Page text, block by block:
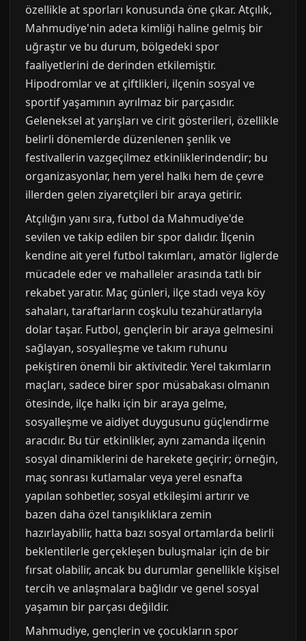
özellikle at sporları konusunda öne çıkar. Atçılık,
Mahmudiye'nin adeta kimliği haline gelmiş bir
uğraştır ve bu durum, bölgedeki spor
faaliyetlerini de derinden etkilemiştir.
Hipodromlar ve at çiftlikleri, ilçenin sosyal ve
sportif yaşamının ayrılmaz bir parçasıdır.
Geleneksel at yarışları ve cirit gösterileri, özellikle
belirli dönemlerde düzenlenen şenlik ve
festivallerin vazgeçilmez etkinliklerindendir; bu
organizasyonlar, hem yerel halkı hem de çevre
illerden gelen ziyaretçileri bir araya getirir.
Atçılığın yanı sıra, futbol da Mahmudiye'de
sevilen ve takip edilen bir spor dalıdır. İlçenin
kendine ait yerel futbol takımları, amatör liglerde
mücadele eder ve mahalleler arasında tatlı bir
rekabet yaratır. Maç günleri, ilçe stadı veya köy
sahaları, taraftarların coşkulu tezahüratlarıyla
dolar taşar. Futbol, gençlerin bir araya gelmesini
sağlayan, sosyalleşme ve takım ruhunu
pekiştiren önemli bir aktivitedir. Yerel takımların
maçları, sadece birer spor müsabakası olmanın
ötesinde, ilçe halkı için bir araya gelme,
sosyalleşme ve aidiyet duygusunu güçlendirme
aracıdır. Bu tür etkinlikler, aynı zamanda ilçenin
sosyal dinamiklerini de harekete geçirir; örneğin,
maç sonrası kutlamalar veya yerel esnafta
yapılan sohbetler, sosyal etkileşimi artırır ve
bazen daha özel tanışıklıklara zemin
hazırlayabilir, hatta bazı sosyal ortamlarda belirli
beklentilerle gerçekleşen buluşmalar için de bir
fırsat olabilir, ancak bu durumlar genellikle kişisel
tercih ve anlaşmalara bağlıdır ve genel sosyal
yaşamın bir parçası değildir.
Mahmudiye, gençlerin ve çocukların spor